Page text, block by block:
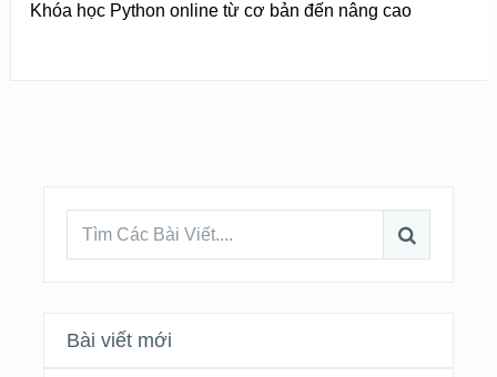
Khóa học Python online từ cơ bản đến nâng cao
Bài viết mới